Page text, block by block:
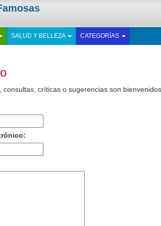
SALUD Y BELLEZA CATEGORÍAS
consultas, críticas o sugerencias son